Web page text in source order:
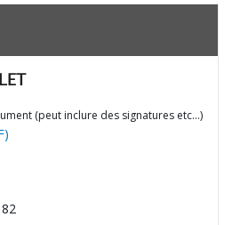
(peut inclure des signatures etc…)